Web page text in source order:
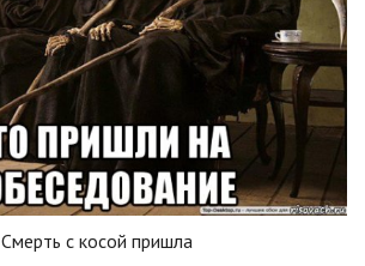
Смерть с косой пришла